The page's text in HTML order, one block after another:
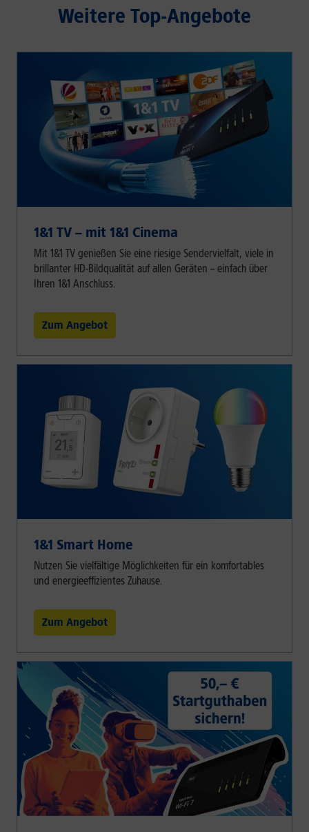
Weitere Top-Angebote
1&1 TV – mit 1&1 Cinema
Mit 1&1 TV genießen Sie eine riesige Sendervielfalt, viele in
brillanter HD-Bildqualität auf allen Geräten – einfach über
Ihren 1&1 Anschluss.
Zum Angebot
1&1 Smart Home
Nutzen Sie vielfältige Möglichkeiten für ein komfortables
und energieeffizientes Zuhause.
Zum Angebot